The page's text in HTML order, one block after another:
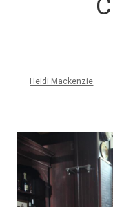
Heidi Mackenzie